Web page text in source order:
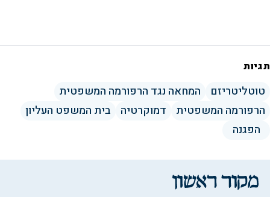
תגיות
טוטליטריזם
המחאה נגד הרפורמה המשפטית
הרפורמה המשפטית
דמוקרטיה
בית המשפט העליון
הפגנה